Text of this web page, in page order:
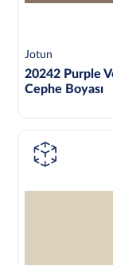
Jotun
20242 Purple
Cephe Boyası